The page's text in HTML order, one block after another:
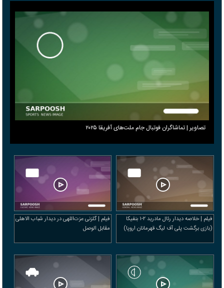
تصاویر | تماشاگران فوتبال جام ملت‌های آفریقا ۲۰۲۵
فیلم | خلاصه دیدار رئال مادرید ۲-۱ بنفیکا
(بازی برگشت پلی آف لیگ قهرمانان اروپا)
فیلم | گلزنی عزت‌اللهی در دیدار شباب الاهلی
مقابل الوصل